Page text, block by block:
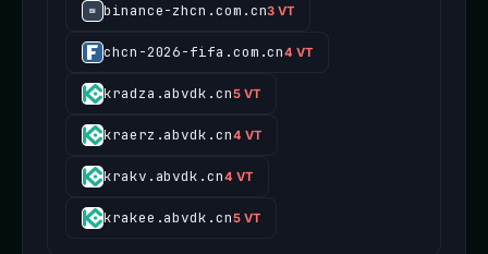
binance-zhcn.com.cn3 VT
chcn-2026-fifa.com.cn4 VT
kradza.abvdk.cn5 VT
kraerz.abvdk.cn4 VT
krakv.abvdk.cn4 VT
krakee.abvdk.cn5 VT